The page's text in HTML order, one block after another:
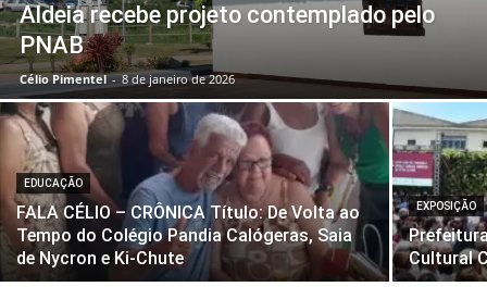
Aldeia recebe projeto contemplado pelo
PNAB
Célio Pimentel - 8 de janeiro de 2026
EDUCAÇÃO
FALA CÉLIO – CRÔNICA Título: De Volta ao
Tempo do Colégio Pandia Calógeras, Saia
de Nycron e Ki-Chute
EXPOSIÇÃO
Cultural